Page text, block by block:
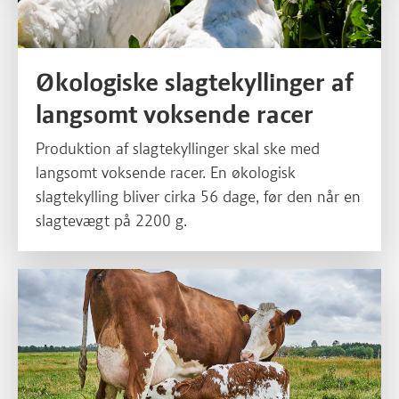
Økologiske slagtekyllinger af
langsomt voksende racer
Produktion af slagtekyllinger skal ske med
langsomt voksende racer. En økologisk
slagtekylling bliver cirka 56 dage, før den når en
slagtevægt på 2200 g.